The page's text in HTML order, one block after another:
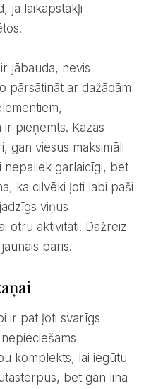
ja laikapstākļi
pārsātināt ar dažādām
ir pieņemts. Kāzās
gan viesus maksimāli
nepaliek garlaicīgi, bet
ka cilvēki ļoti labi paši
viņus
otru aktivitāti. Dažreiz
pāris.
komplekts, lai iegūtu
bet gan lina